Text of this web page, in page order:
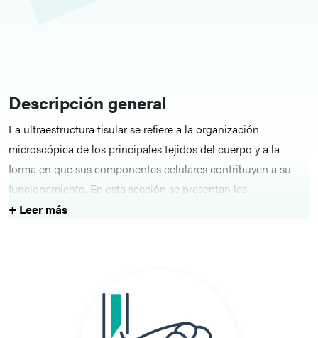
Descripción general
La ultraestructura tisular se refiere a la organización
microscópica de los principales tejidos del cuerpo y a la
forma en que sus componentes celulares contribuyen a su
funcionamiento. En esta sección se presentan las
características esenciales de los distintos tipos de tejidos, lo
Conceptos básicos
Los temas de esta sección abarcan la ultraestructura del
+ Leer más